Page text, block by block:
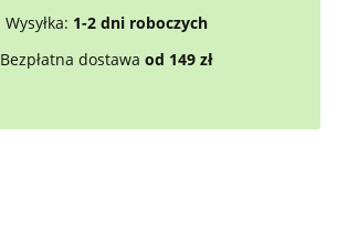
Wysyłka: 1-2 dni roboczych
Bezpłatna dostawa od 149 zł